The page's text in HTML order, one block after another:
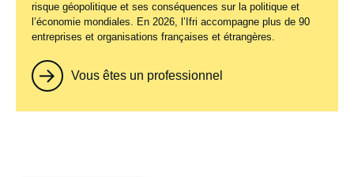
risque géopolitique et ses conséquences sur la politique et
l’économie mondiales. En 2026, l’Ifri accompagne plus de 90
entreprises et organisations françaises et étrangères.
Vous êtes un professionnel